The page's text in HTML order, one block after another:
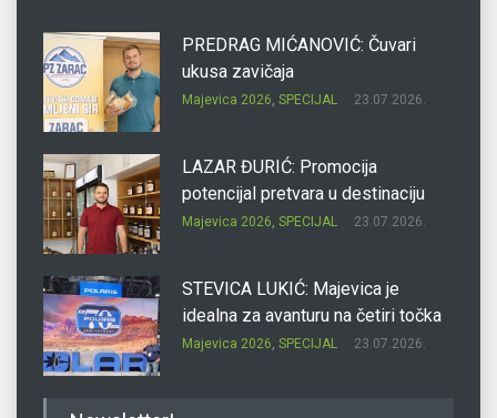
PREDRAG MIĆANOVIĆ: Čuvari
ukusa zavičaja
Majevica 2026, SPECIJAL 23.07.2026.
LAZAR ĐURIĆ: Promocija
potencijal pretvara u destinaciju
Majevica 2026, SPECIJAL 23.07.2026.
STEVICA LUKIĆ: Majevica je
idealna za avanturu na četiri točka
Majevica 2026, SPECIJAL 23.07.2026.